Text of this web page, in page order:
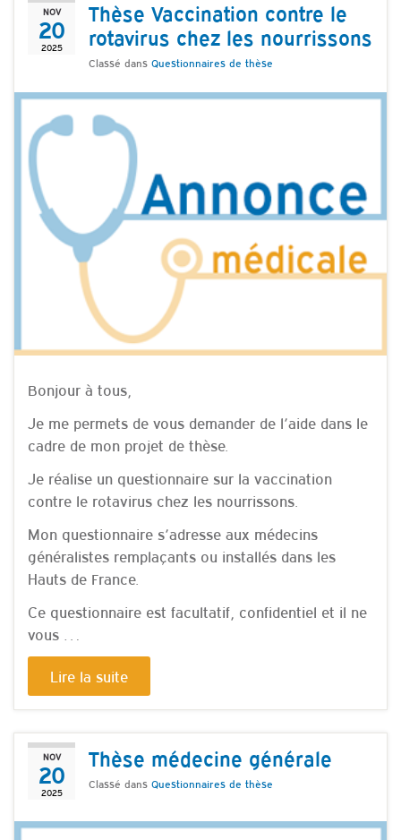
NOV
20
2025
Thèse Vaccination contre le
rotavirus chez les nourrissons
Classé dans Questionnaires de thèse
Bonjour à tous,
Je me permets de vous demander de l’aide dans le
cadre de mon projet de thèse.
Je réalise un questionnaire sur la vaccination
contre le rotavirus chez les nourrissons.
Mon questionnaire s’adresse aux médecins
généralistes remplaçants ou installés dans les
Hauts de France.
Ce questionnaire est facultatif, confidentiel et il ne
vous …
Lire la suite
NOV
20
2025
Thèse médecine générale
Classé dans Questionnaires de thèse